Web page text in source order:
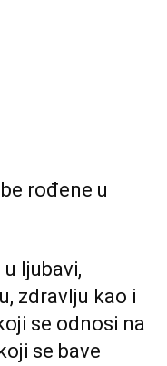
rođene u
ljubavi,
zdravlju kao i
se odnosi na
se bave